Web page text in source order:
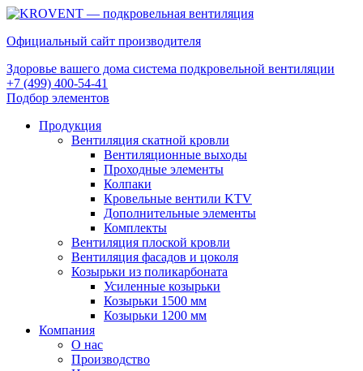
Официальный сайт производителя
Здоровье вашего дома система подкровельной вентиляции
+7 (499) 400-54-41
Подбор элементов
Продукция
Вентиляция скатной кровли
Вентиляционные выходы
Проходные элементы
Колпаки
Кровельные вентили KTV
Дополнительные элементы
Комплекты
Вентиляция плоской кровли
Вентиляция фасадов и цоколя
Козырьки из поликарбоната
Усиленные козырьки
Козырьки 1500 мм
Козырьки 1200 мм
Компания
О нас
Производство